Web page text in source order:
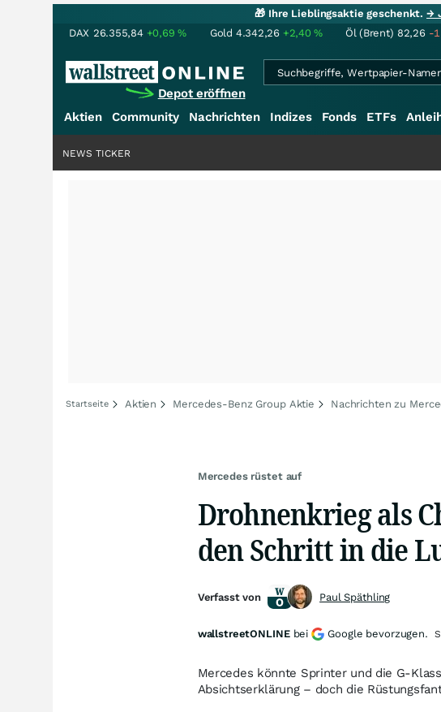
🎁 Ihre Lieblingsaktie geschenkt.→
DAX 26.355,84 +0,69% Gold 4.342,26 +2,40% Öl (Brent) 82,26 -
Depot eröffnen
Aktien Community Nachrichten Indizes Fonds ETFs
NEWS TICKER
Startseite Aktien Mercedes-Benz Group Aktie Nachrichten zu
Mercedes rüstet auf
Drohnenkrieg als
den Schritt in die
Mercedes könnte Sprinter und die G-
Absichtserklärung – doch die
Verfasst von Paul Späthling
wallstreetONLINE bei Google bevorzugen.